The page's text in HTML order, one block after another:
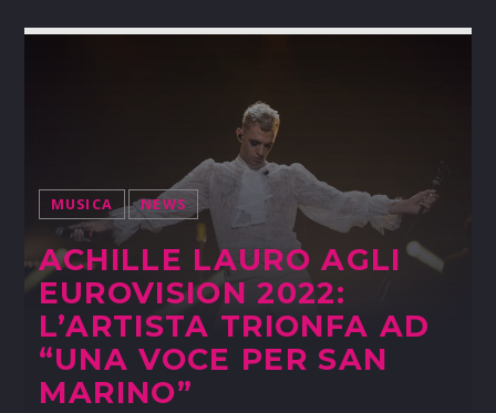
MUSICA NEWS
ACHILLE LAURO AGLI
EUROVISION 2022:
L’ARTISTA TRIONFA AD
“UNA VOCE PER SAN
MARINO”